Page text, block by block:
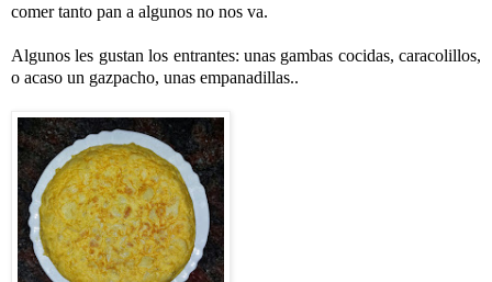
comer tanto pan a algunos no nos va.
Algunos les gustan los entrantes: unas gambas cocidas, caracolillos,
o acaso un gazpacho, unas empanadillas..